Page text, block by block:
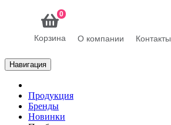
0
Корзина О компании Контакты
Навигация
Продукция
Бренды
Новинки